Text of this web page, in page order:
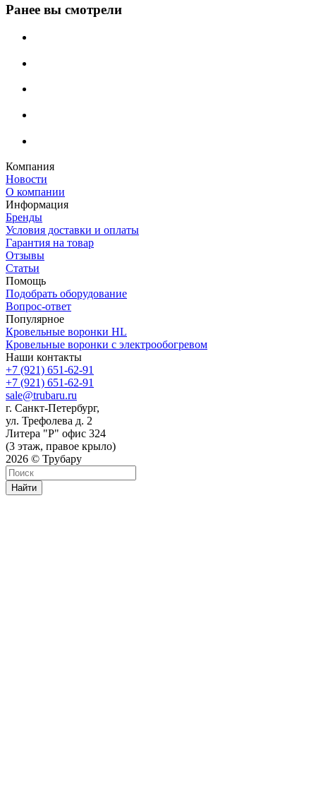
Ранее вы смотрели
Компания
Новости
О компании
Информация
Бренды
Условия доставки и оплаты
Гарантия на товар
Отзывы
Статьи
Помощь
Подобрать оборудование
Вопрос-ответ
Популярное
Кровельные воронки HL
Кровельные воронки с электрообогревом
Наши контакты
+7 (921) 651-62-91
+7 (921) 651-62-91
sale@trubaru.ru
г. Санкт-Петербург,
ул. Трефолева д. 2
Литера "Р" офис 324
(3 этаж, правое крыло)
2026 © Трубару
Найти